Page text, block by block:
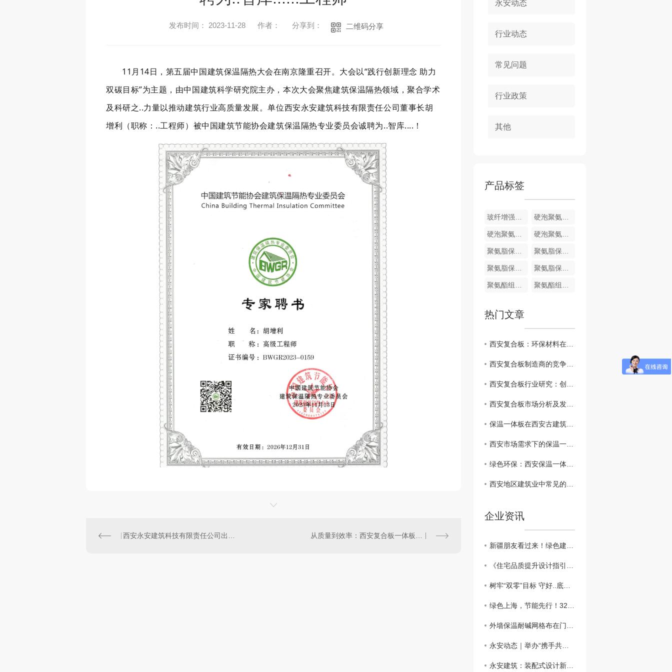
发布时间： 2023-11-28 作者： 分享到： 二维码分享
11月14日，第五届中国建筑保温隔热大会在南京隆重召开。大会以“践行创新理念 助力
双碳目标”为主题，由中国建筑科学研究院主办，本次大会聚焦建筑保温隔热领域，聚合学术
及科研之..力量以推动建筑行业高质量发展。单位西安永安建筑科技有限责任公司董事长胡
增利（职称：..工程师）被中国建筑节能协会建筑保温隔热专业委员会诚聘为..智库....！
西安永安建筑科技有限责任公司出席第十届..近零能耗与零能耗建筑大会 从质量到效率：西安复合板一体板的..选择
永安动态
行业动态
常见问题
行业政策
其他
产品标签
玻纤增强聚氨酯节能门窗 硬泡聚氨酯复合浅荔枝面陶瓷薄板保温装饰一体板
硬泡聚氨酯复合哑光面陶瓷薄板保温装饰一体板 硬泡聚氨酯陶瓷薄板一体板
聚氨脂保温装饰一体化板 聚氨脂保温装饰一体化板
聚氨脂保温装饰一体化板 聚氨脂保温装饰一体化板
聚氨酯组合料 聚氨酯组合料
热门文章
西安复合板：环保材料在建筑业的崭露头角
西安复合板制造商的竞争优势和挑战
西安复合板行业研究：创新技术与应用前景
西安复合板市场分析及发展趋势
保温一体板在西安古建筑修复中的应用实例分享
西安市场需求下的保温一体板生产和供应情况分析
绿色环保：西安保温一体板在建筑行业的可持续发展
西安地区建筑业中常见的保温一体板材料对比
企业资讯
新疆朋友看过来！绿色建筑新篇章：外墙外保温助力新疆可持续发展
​《住宅品质提升设计指引》：鼓励按照近零能耗建筑建设
树牢“双零”目标 守好..底线，做好外墙保温工程
绿色上海，节能先行！3200万平方米建筑穿上“保温外衣”，外墙保温材料助力城市绿色发展
外墙保温耐碱网格布在门窗口翻包做法？？
永安动态｜举办“携手共进、关怀员工”主题活动
永安建筑：装配式设计新突破，硬泡聚氨酯复合陶瓷薄板一体板方案，成本降低，施工效率高